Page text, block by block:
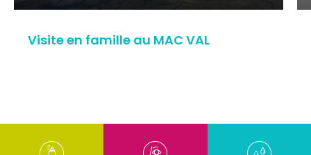
Visite en famille au MAC VAL